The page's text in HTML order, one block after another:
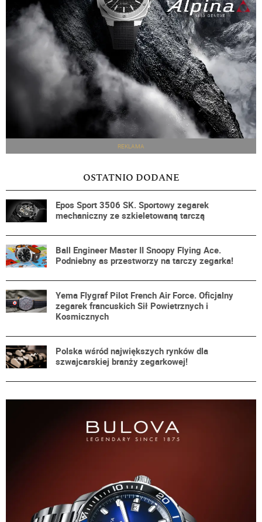
REKLAMA
OSTATNIO DODANE
Epos Sport 3506 SK. Sportowy zegarek
mechaniczny ze szkieletowaną tarczą
Ball Engineer Master II Snoopy Flying Ace.
Podniebny as przestworzy na tarczy zegarka!
Yema Flygraf Pilot French Air Force. Oficjalny
zegarek francuskich Sił Powietrznych i
Kosmicznych
Polska wśród największych rynków dla
szwajcarskiej branży zegarkowej!